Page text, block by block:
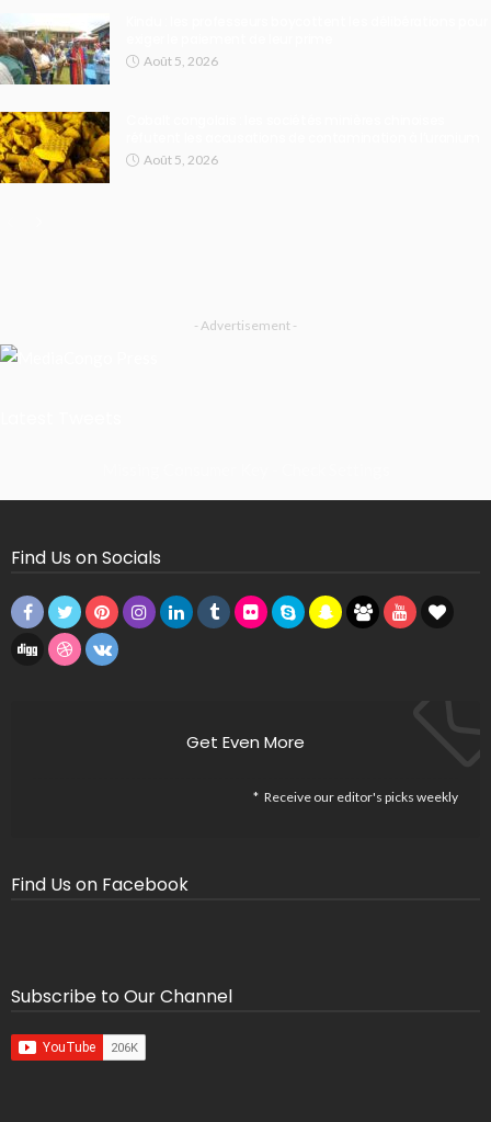
Août 5, 2026
Août 5, 2026
- Advertisement -
Find Us on Socials
Get Even More
Receive our editor's picks weekly
Find Us on Facebook
Subscribe to Our Channel